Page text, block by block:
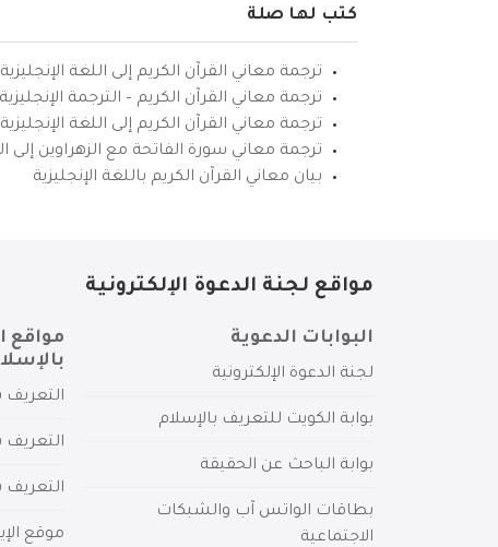
كتب لها صلة
ترجمة معاني القرآن الكريم إلى اللغة الإنجليزية
ترجمة معاني القرآن الكريم – الترجمة
ترجمة معاني القرآن الكريم إلى اللغة
ترجمة معاني سورة الفاتحة مع الزهراوين إلى
بيان معاني القرآن الكريم باللغة الإنجليزية
مواقع لجنة الدعوة الإلكترونية
البوابات الدعوية
لجنة الدعوة الإلكترونية
بوابة الكويت للتعريف بالإسلام
بوابة الباحث عن الحقيقة
بطاقات الواتس آب والشبكات
الاجتماعية
مواقع
التعريف
التعريف
التعريف
موقع